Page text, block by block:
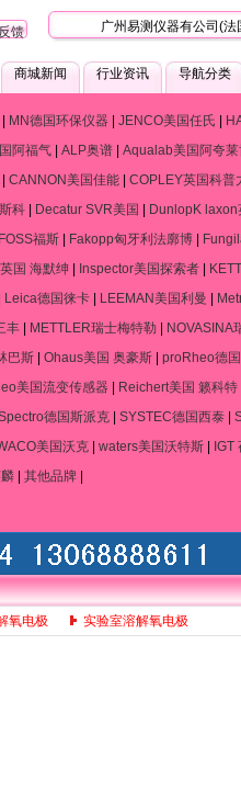
广州易测仪器有公司(法国
馈
商城新闻 行业资讯 导航分类
MN德国环保仪器| JENCO美国任氏
阿福气 ALP奥谱 Aqualab美国阿夸莱
CANNON美国佳能 COPLEY英国科普
科 Decatur SVR美国 DunlopK laxon
FOSS福斯 Fakopp匈牙利法廓博
国 海默绅 Inspector美国探索者
Leica德国徕卡| LEEMAN美国利曼
丰| METTLER瑞士梅特勒 NOVASINA
巴斯 Ohaus美国 奥豪斯 proRheo德
美国流变传感器 Reichert美国 籁科特
德国斯派克| SYSTEC德国西泰|
美国沃克 waters美国沃特斯 IGT
其他品牌
氧电极
实验室溶解氧电极